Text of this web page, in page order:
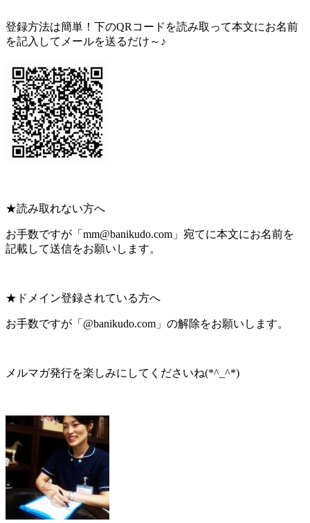
登録方法は簡単！下のQRコードを読み取って本文にお名前
を記入してメールを送るだけ～♪
★読み取れない方へ
お手数ですが「mm@banikudo.com」宛てに本文にお名前を
記載して送信をお願いします。
★ドメイン登録されている方へ
お手数ですが「@banikudo.com」の解除をお願いします。
メルマガ発行を楽しみにしてくださいね(*^_^*)